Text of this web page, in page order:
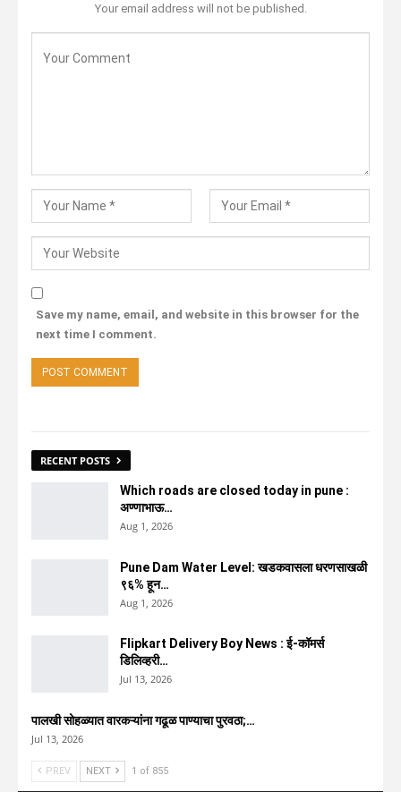
Your email address will not be published.
Save my name, email, and website in this browser for the
next time I comment.
RECENT POSTS
Which roads are closed today in pune :
अण्णाभाऊ…
Aug 1, 2026
Pune Dam Water Level: खडकवासला धरणसाखळी
९६% हून…
Aug 1, 2026
Flipkart Delivery Boy News : ई-कॉमर्स
डिलिव्हरी…
Jul 13, 2026
पालखी सोहळ्यात वारकऱ्यांना गढूळ पाण्याचा पुरवठा;…
Jul 13, 2026
PREV NEXT 1 of 855